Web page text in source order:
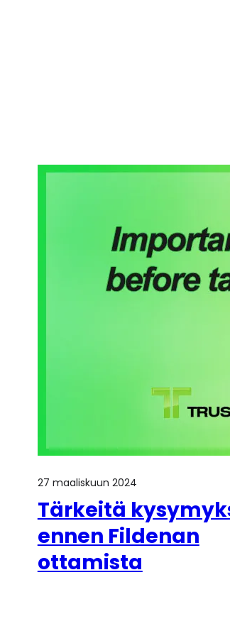
27 maaliskuun 2024
Tärkeitä
ennen Fildenan
ottamista